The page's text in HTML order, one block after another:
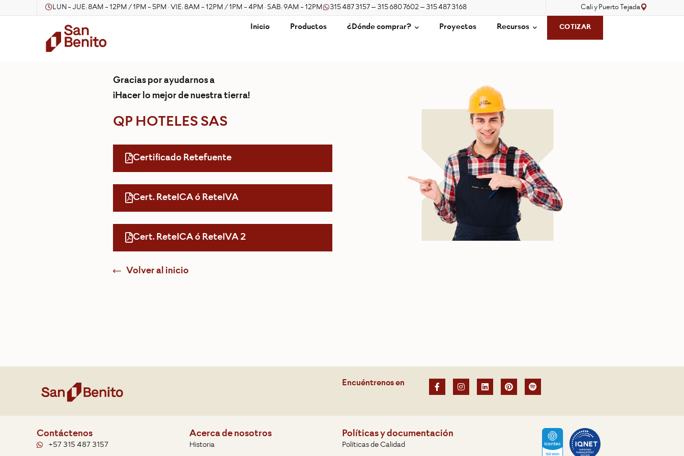
LUN - JUE: 8AM - 12PM / 1PM - 5PM · VIE: 8AM - 12PM / 1PM - 4PM · SAB: 9AM - 12PM 315 487 3157 – 315 680 7602 – 315 487 3168 Cali y Puerto Tejada
Inicio Productos ¿Dónde comprar? Proyectos Recursos COTIZAR
Gracias por ayudarnos a
¡Hacer lo mejor de nuestra tierra!
QP HOTELES SAS
Certificado Retefuente
Cert. ReteICA ó ReteIVA
Cert. ReteICA ó ReteIVA 2
Volver al inicio
Encuéntrenos en
Contáctenos
+57 315 487 3157
Acerca de nosotros
Historia
Políticas y documentación
Políticas de Calidad